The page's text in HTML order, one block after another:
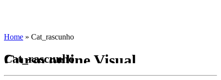
Curso online Visual
Home » Cat_rascunho
Cat_rascunho